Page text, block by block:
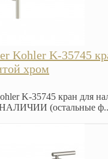
Kohler K-35745
хром
K-35745 кран для
(остальные ф..